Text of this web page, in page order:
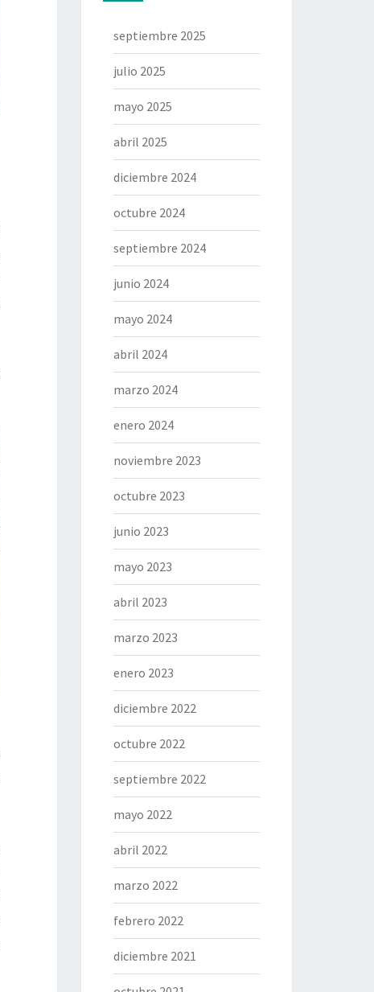
septiembre 2025
julio 2025
mayo 2025
abril 2025
diciembre 2024
octubre 2024
septiembre 2024
junio 2024
mayo 2024
abril 2024
marzo 2024
enero 2024
noviembre 2023
octubre 2023
junio 2023
mayo 2023
abril 2023
marzo 2023
enero 2023
diciembre 2022
octubre 2022
septiembre 2022
mayo 2022
abril 2022
marzo 2022
febrero 2022
diciembre 2021